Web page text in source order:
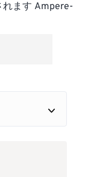
れます Ampere-